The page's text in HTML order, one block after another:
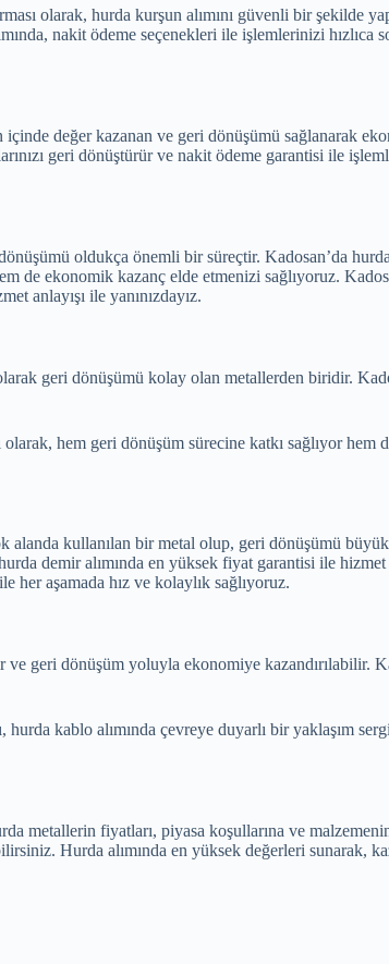
olarak, hurda kurşun alımını güvenli bir şekilde
nakit ödeme seçenekleri ile işlemlerinizi hızlıca
değer kazanan ve geri dönüşümü sağlanarak
geri dönüştürür ve nakit ödeme garantisi ile
oldukça önemli bir süreçtir. Kadosan’da
de ekonomik kazanç elde etmenizi sağlıyoruz.
anlayışı ile yanınızdayız.
geri dönüşümü kolay olan metallerden biridir.
hem geri dönüşüm sürecine katkı sağlıyor hem
kullanılan bir metal olup, geri dönüşümü
demir alımında en yüksek fiyat garantisi ile
aşamada hız ve kolaylık sağlıyoruz.
geri dönüşüm yoluyla ekonomiye kazandırılabilir.
kablo alımında çevreye duyarlı bir yaklaşım
metallerin fiyatları, piyasa koşullarına ve
Hurda alımında en yüksek değerleri sunarak,